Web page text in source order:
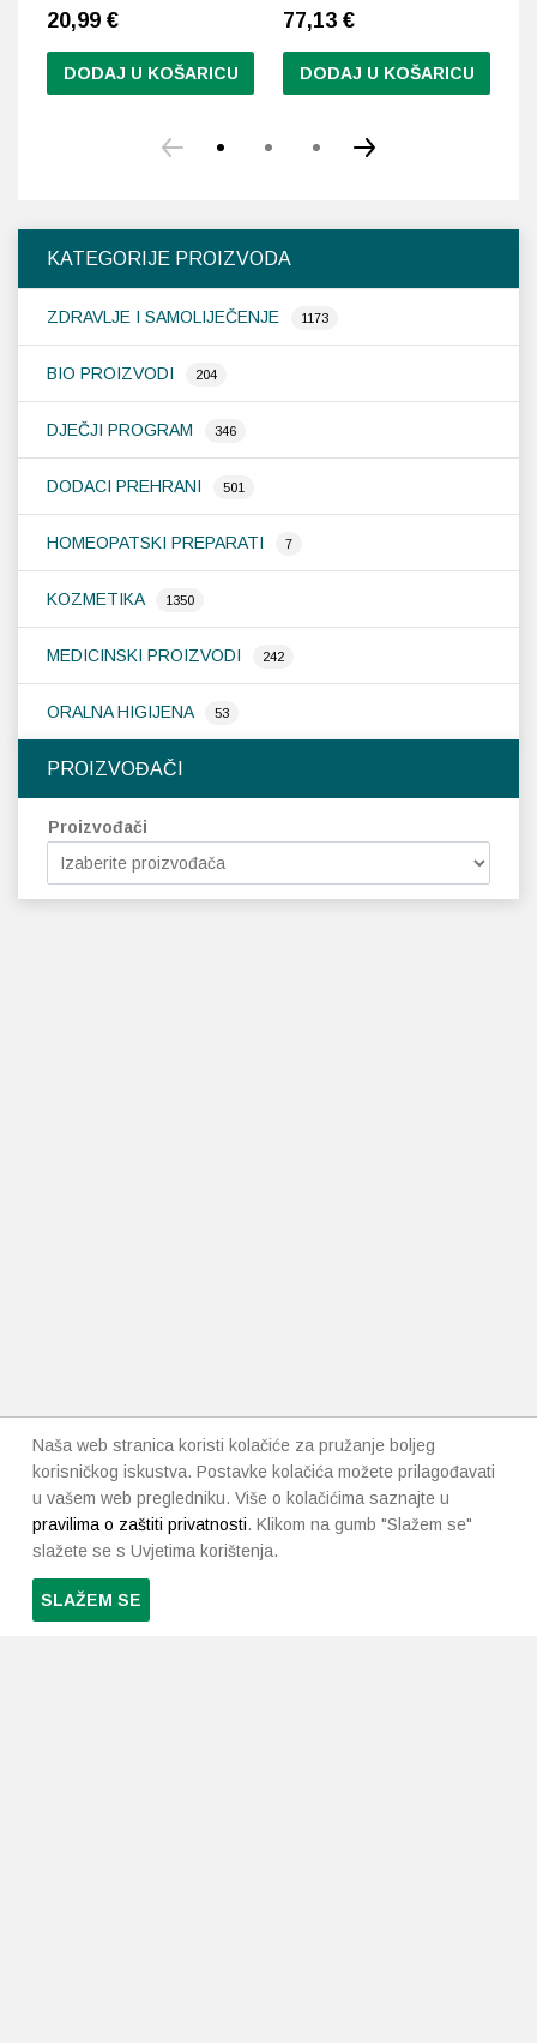
KATEGORIJE PROIZVODA
ZDRAVLJE I SAMOLIJEČENJE 1173
BIO PROIZVODI 204
DJEČJI PROGRAM 346
DODACI PREHRANI 501
HOMEOPATSKI PREPARATI 7
KOZMETIKA 1350
MEDICINSKI PROIZVODI 242
ORALNA HIGIJENA 53
PROIZVOĐAČI
Proizvođači
20,99 €
DODAJ U KOŠARICU
77,13 €
DODAJ U KOŠARICU
Naša web stranica koristi kolačiće za pružanje boljeg
korisničkog iskustva. Postavke kolačića možete prilagođavati
u vašem web pregledniku. Više o kolačićima saznajte u
pravilima o zaštiti privatnosti. Klikom na gumb "Slažem se"
slažete se s Uvjetima korištenja.
SLAŽEM SE